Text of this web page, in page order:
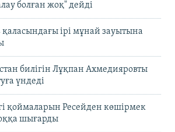
болған жоқ" дейді
қаласындағы ірі мұнай зауытына
билігін Лұқпан Ахмедияровты
үндеді
қоймаларын Ресейден көшірмек
шығарды